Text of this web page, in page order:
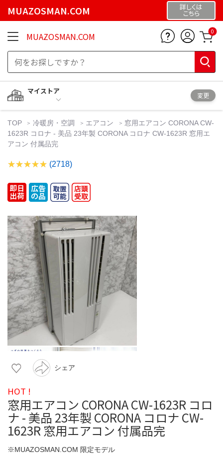
MUAZOSMAN.COM 詳しくは
こちら
MUAZOSMAN.COM 0
マイストア
変更
TOP 冷暖房・空調 エアコン
窓用エアコン CORONA CW-
1623R コロナ - 美品 23年製 CORONA コロナ CW-1623R 窓用エ
アコン 付属品完
(2718)
シェア
HOT !
窓用エアコン CORONA CW-1623R コロ
ナ - 美品 23年製 CORONA コロナ CW-
1623R 窓用エアコン 付属品完
※MUAZOSMAN.COM 限定モデル